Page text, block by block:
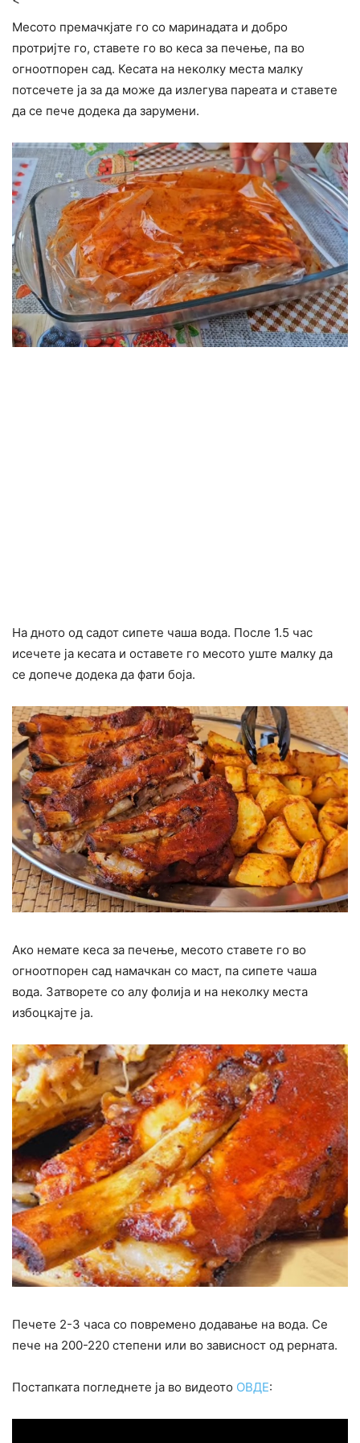
Месото премачкјате го со маринадата и добро
протријте го, ставете го во кеса за печење, па во
огноотпорен сад. Кесата на неколку места малку
потсечете ја за да може да излегува пареата и ставете
да се пече додека да зарумени.
На дното од садот сипете чаша вода. После 1.5 час
исечете ја кесата и оставете го месото уште малку да
се допече додека да фати боја.
Ако немате кеса за печење, месото ставете го во
огноотпорен сад намачкан со маст, па сипете чаша
вода. Затворете со алу фолија и на неколку места
избоцкајте ја.
Печете 2-3 часа со повремено додавање на вода. Се
пече на 200-220 степени или во зависност од рерната.
Постапката погледнете ја во видеото ОВДЕ: